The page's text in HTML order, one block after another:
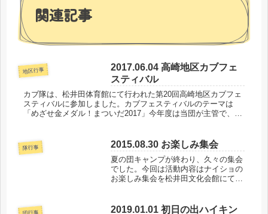
関連記事
地区行事
2017.06.04 高崎地区カブフェ
スティバル
カブ隊は、松井田体育館にて行われた第20回高崎地区カブフェ
スティバルに参加しました。カブフェスティバルのテーマは
「めざせ金メダル！まついだ2017」今年度は当団が主管で、高
隊行事 2015.08.30 お楽しみ集会
夏の団キャンプが終わり、久々の集会
でした。今回は活動内容はナイショの
お楽しみ集会を松井田文化会館にて行
が「お月見」をテーマにお菓子作りを
2019.01.01 初日の出ハイキン